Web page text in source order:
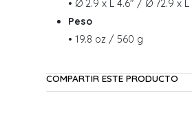
• Ø 2.9 x L 4.6" / Ø 72.9 x L
Peso
• 19.8 oz / 560 g
COMPARTIR ESTE PRODUCTO